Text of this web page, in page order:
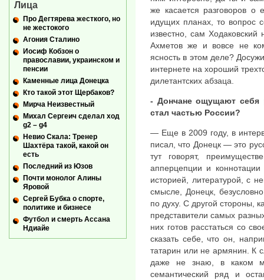
же касается разговоров о
идущих планах, то вопрос
известно, сам Ходаковский
Ахметов же и вовсе не
ясность в этом деле?
интернете на хороший
дилетантских абзаца.
- Дончане ощущают себя
стал частью России?
— Еще в 2009 году, в
писал, что Донецк — это
тут говорят,
апперцепции и
историей, литературой, с
смысле, Донецк,
по духу. С другой стороны,
представители самых
них готов расстаться со
сказать себе, что он,
татарин или не армянин. К
даже не знаю, в каком
семантический ряд и
Лица
Про Дегтярева жесткого, но
не жестокого
Агония Сталино
Иосиф Кобзон о
православии, украинском и
пенсии
Каменные лица Донецка
Кто такой этот Щербаков?
Мирча Неизвестный
Михал Сергеич сделал ход
g2 – g4
Невио Скала: Тренер
Шахтёра такой, какой он
есть
Последний из Юзов
Почти монолог Алины
Яровой
Сергей Бубка о спорте,
политике и бизнесе
Футбол и смерть Ассана
Ндиайе